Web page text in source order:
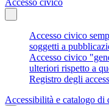
Accesso civico
soggetti a
Accesso civico
ulteriori rispetto a
Registro degli
Accessibilità e catalogo di